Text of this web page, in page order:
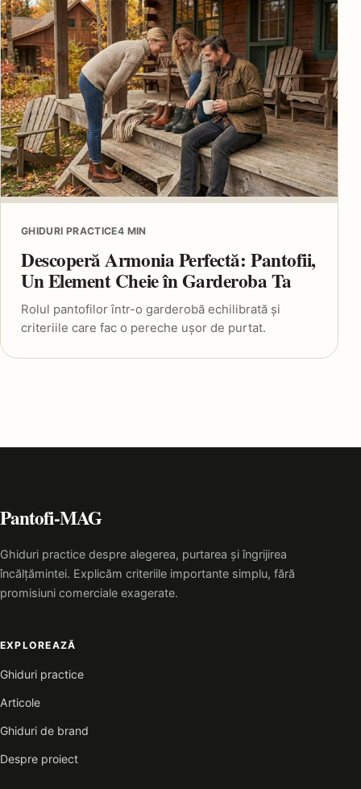
GHIDURI PRACTICE4 MIN
Descoperă Armonia Perfectă: Pantofii,
Un Element Cheie în Garderoba Ta
Rolul pantofilor într-o garderobă echilibrată și
criteriile care fac o pereche ușor de purtat.
Pantofi-MAG
Ghiduri practice despre alegerea, purtarea și îngrijirea
încălțămintei. Explicăm criteriile importante simplu, fără
promisiuni comerciale exagerate.
EXPLOREAZĂ
Ghiduri practice
Articole
Ghiduri de brand
Despre proiect